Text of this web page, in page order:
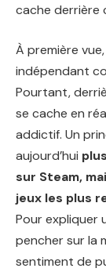
cache derrière
À première
indépendant
Pourtant,
se cache en
addictif. Un
aujourd’hui
sur Steam,
jeux les plus
Pour expliquer
pencher sur la
sentiment de